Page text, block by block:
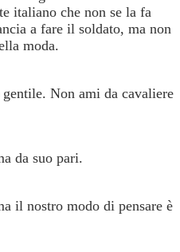
italiano che non se la fa
a fare il soldato, ma non
moda.
Non ami da cavaliere
da suo pari.
il nostro modo di pensare è